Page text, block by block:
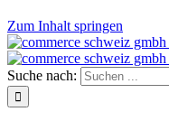
Zum Inhalt springen
Suche nach: